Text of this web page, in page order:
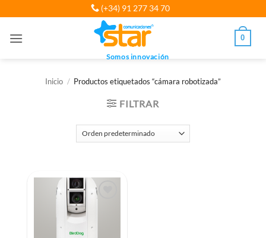
al
(+34) 91 277 34 70
Somos innovación
0
Inicio / Productos etiquetados “cámara robotizada”
FILTRAR